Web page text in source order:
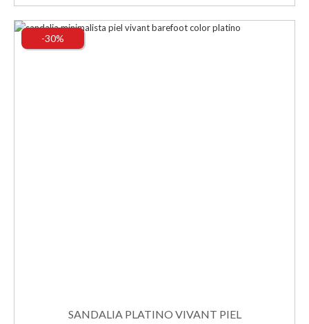
-30%
SANDALIA PLATINO VIVANT PIEL